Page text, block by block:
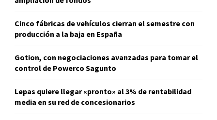
Cinco fábricas de vehículos cierran el semestre con
producción a la baja en España
Gotion, con negociaciones avanzadas para tomar el
control de Powerco Sagunto
Lepas quiere llegar «pronto» al 3% de rentabilidad
media en su red de concesionarios